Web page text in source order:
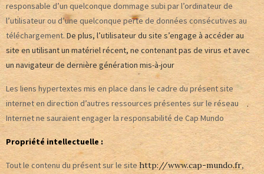
responsable d’un quelconque dommage subi par l’ordinateur de
l’utilisateur ou d’une quelconque perte de données consécutives au
téléchargement. De plus, l’utilisateur du site s’engage à accéder au
site en utilisant un matériel récent, ne contenant pas de virus et avec
un navigateur de dernière génération mis-à-jour
Les liens hypertextes mis en place dans le cadre du présent site
internet en direction d’autres ressources présentes sur le réseau
Internet ne sauraient engager la responsabilité de Cap Mundo
Propriété intellectuelle :
Tout le contenu du présent sur le sitehttp://www.cap-mundo.fr,